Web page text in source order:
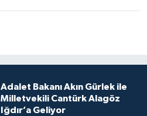
Adalet Bakanı Akın Gürlek ile
Milletvekili Cantürk Alagöz
Iğdır’a Geliyor